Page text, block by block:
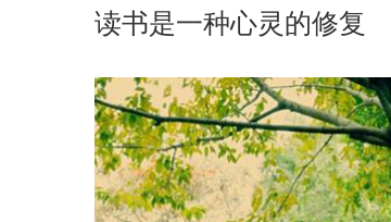
读书是一种心灵的修复